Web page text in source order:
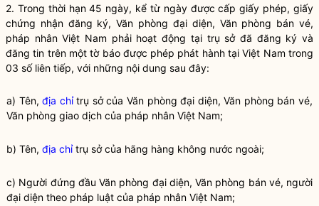
2. Trong thời hạn 45 ngày, kể từ ngày được cấp giấy phép, giấy
chứng nhận đăng ký, Văn phòng đại diện, Văn phòng bán vé,
pháp nhân Việt Nam phải hoạt động tại trụ sở đã đăng ký và
đăng tin trên một tờ báo được phép phát hành tại Việt Nam trong
03 số liên tiếp, với những nội dung sau đây:
a) Tên,địa chỉtrụ sở của Văn phòng đại diện, Văn phòng bán vé,
Văn phòng giao dịch của pháp nhân Việt Nam;
b) Tên, địa chỉtrụ sở của hãng hàng không nước ngoài;
c) Người đứng đầu Văn phòng đại diện, Văn phòng bán vé, người
đại diện theo pháp luật của pháp nhân Việt Nam;